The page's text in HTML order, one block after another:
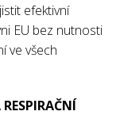
efektivní
EU bez nutnosti
ve všech